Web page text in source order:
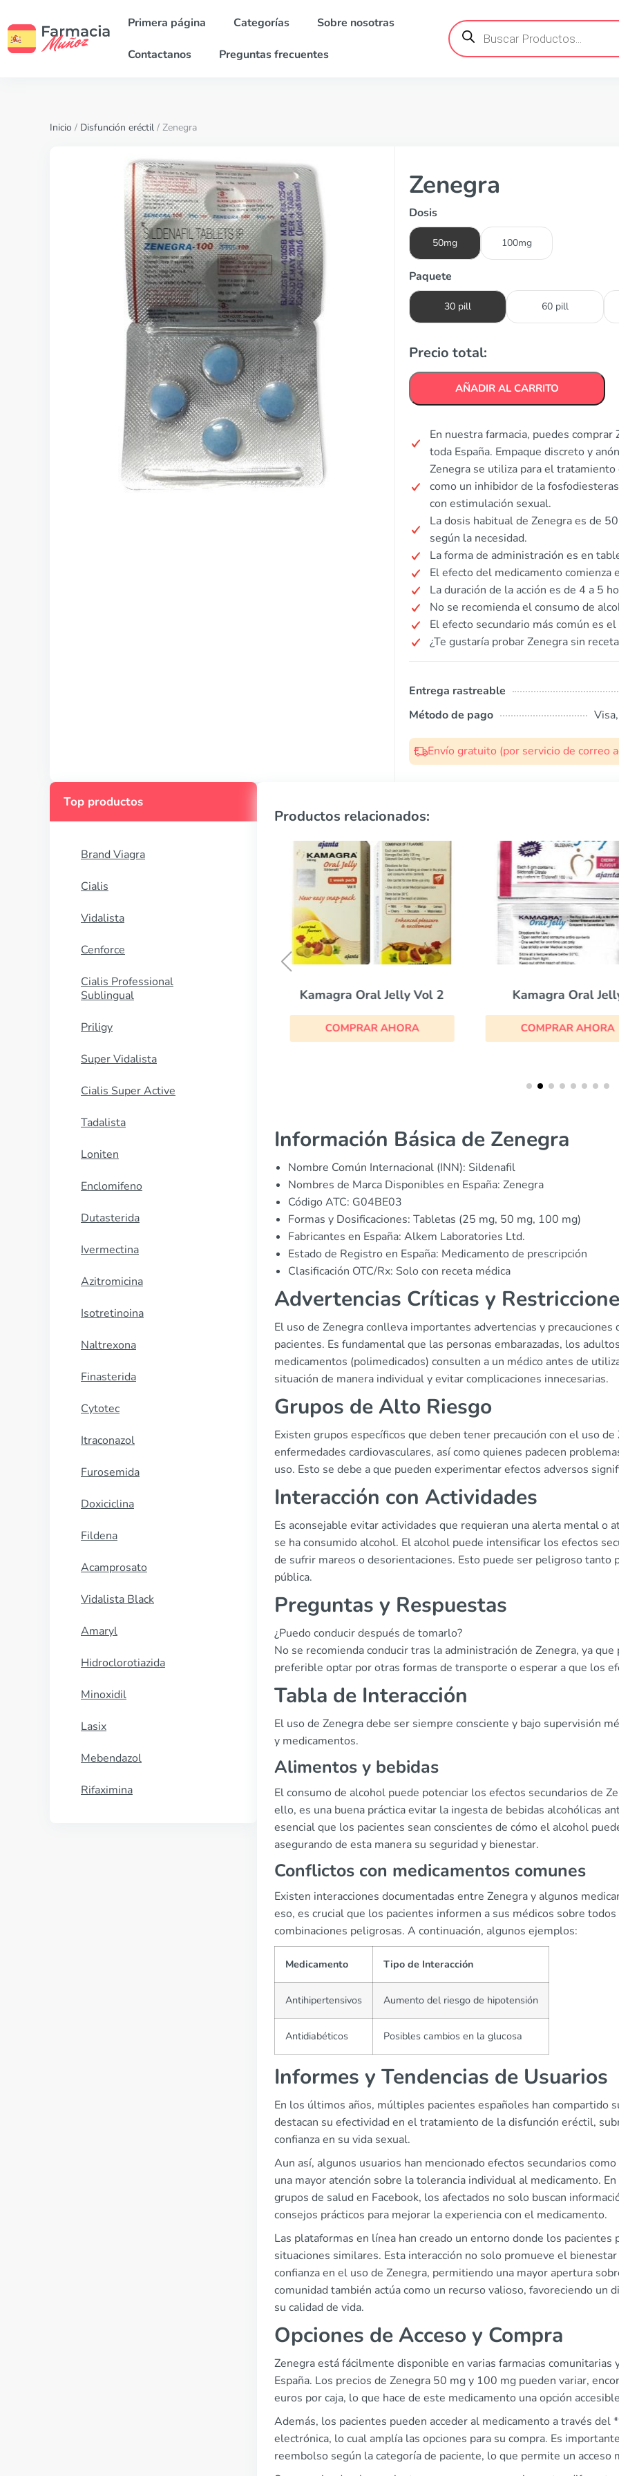
Primera página Categorías Sobre nosotras
Contactanos Preguntas frecuentes
Búsqueda
de
productos
Inicio / Disfunción eréctil / Zenegra
Zenegra
Dosis
50mg 100mg
Paquete
30 pill 60 pill
Precio total:
AÑADIR AL CARRITO
En nuestra farmacia, puedes
toda España. Empaque discreto y
Zenegra se utiliza para el
como un inhibidor de la
con estimulación sexual.
La dosis habitual de Zenegra es de
según la necesidad.
La forma de administración es en
El efecto del medicamento
La duración de la acción es de 4 a 5
No se recomienda el consumo de
El efecto secundario más común es
¿Te gustaría probar Zenegra sin
Entrega rastreable
Método de pago
Envío gratuito (por servicio de correo
Top productos
Brand Viagra
Cialis
Vidalista
Cenforce
Cialis Professional
Sublingual
Priligy
Super Vidalista
Cialis Super Active
Tadalista
Loniten
Enclomifeno
Dutasterida
Ivermectina
Azitromicina
Isotretinoina
Naltrexona
Finasterida
Cytotec
Itraconazol
Furosemida
Doxiciclina
Fildena
Acamprosato
Vidalista Black
Amaryl
Hidroclorotiazida
Minoxidil
Lasix
Mebendazol
Rifaximina
Productos relacionados:
Kamagra Oral Jelly Vol 2
COMPRAR AHORA
Kamagra Oral
COMPRAR AHORA
Información Básica de Zenegra
Nombre Común Internacional (INN): Sildenafil
Nombres de Marca Disponibles en España: Zenegra
Código ATC: G04BE03
Formas y Dosificaciones: Tabletas (25 mg, 50 mg, 100 mg)
Fabricantes en España: Alkem Laboratories Ltd.
Estado de Registro en España: Medicamento de prescripción
Clasificación OTC/Rx: Solo con receta médica
Advertencias Críticas y
El uso de Zenegra conlleva importantes advertencias y
pacientes. Es fundamental que las personas embarazadas, los
medicamentos (polimedicados) consulten a un médico antes de
situación de manera individual y evitar complicaciones innecesarias.
Grupos de Alto Riesgo
Existen grupos específicos que deben tener precaución con el uso
enfermedades cardiovasculares, así como quienes padecen
uso. Esto se debe a que pueden experimentar efectos adversos
Interacción con Actividades
Es aconsejable evitar actividades que requieran una alerta mental o
se ha consumido alcohol. El alcohol puede intensificar los efectos
de sufrir mareos o desorientaciones. Esto puede ser peligroso tanto
pública.
Preguntas y Respuestas
¿Puedo conducir después de tomarlo?
No se recomienda conducir tras la administración de Zenegra, ya
preferible optar por otras formas de transporte o esperar a que los
Tabla de Interacción
El uso de Zenegra debe ser siempre consciente y bajo supervisión
y medicamentos.
Alimentos y bebidas
El consumo de alcohol puede potenciar los efectos secundarios de
ello, es una buena práctica evitar la ingesta de bebidas alcohólicas
esencial que los pacientes sean conscientes de cómo el alcohol
asegurando de esta manera su seguridad y bienestar.
Conflictos con medicamentos comunes
Existen interacciones documentadas entre Zenegra y algunos
eso, es crucial que los pacientes informen a sus médicos sobre
combinaciones peligrosas. A continuación, algunos ejemplos:
Medicamento Tipo de Interacción
Antihipertensivos Aumento del riesgo de hipotensión
Antidiabéticos Posibles cambios en la glucosa
Informes y Tendencias de Usuarios
En los últimos años, múltiples pacientes españoles han compartido
destacan su efectividad en el tratamiento de la disfunción eréctil,
confianza en su vida sexual.
Aun así, algunos usuarios han mencionado efectos secundarios
una mayor atención sobre la tolerancia individual al medicamento.
grupos de salud en Facebook, los afectados no solo buscan
consejos prácticos para mejorar la experiencia con el medicamento.
Las plataformas en línea han creado un entorno donde los
situaciones similares. Esta interacción no solo promueve el
confianza en el uso de Zenegra, permitiendo una mayor apertura
comunidad también actúa como un recurso valioso, favoreciendo un
su calidad de vida.
Opciones de Acceso y Compra
Zenegra está fácilmente disponible en varias farmacias
España. Los precios de Zenegra 50 mg y 100 mg pueden variar,
euros por caja, lo que hace de este medicamento una opción
Además, los pacientes pueden acceder al medicamento a través del
electrónica, lo cual amplía las opciones para su compra. Es
reembolso según la categoría de paciente, lo que permite un acceso